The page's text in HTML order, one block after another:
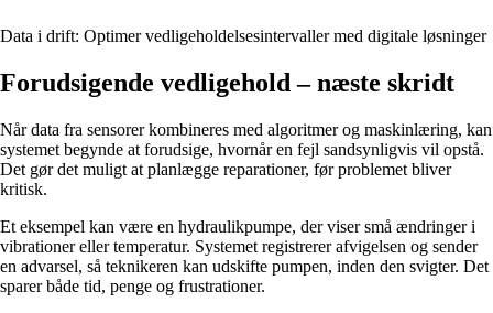
Data i drift: Optimer vedligeholdelsesintervaller med digitale løsninger
Forudsigende vedligehold – næste skridt
Når data fra sensorer kombineres med algoritmer og maskinlæring, kan
systemet begynde at forudsige, hvornår en fejl sandsynligvis vil opstå.
Det gør det muligt at planlægge reparationer, før problemet bliver
kritisk.
Et eksempel kan være en hydraulikpumpe, der viser små ændringer i
vibrationer eller temperatur. Systemet registrerer afvigelsen og sender
en advarsel, så teknikeren kan udskifte pumpen, inden den svigter. Det
sparer både tid, penge og frustrationer.